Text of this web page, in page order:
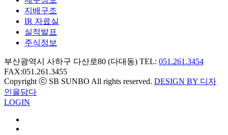
지배구조
IR 자료실
실적발표
주식정보
부산광역시 사하구 다산로80 (다대동) TEL: 051.261.3454
FAX:051.261.3455
Copyright ⓒ SB SUNBO All rights reserved. DESIGN BY 디자
인을담다
LOGIN